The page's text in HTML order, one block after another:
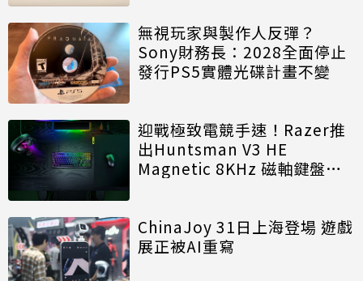
無視玩家與製作人反彈？
Sony財務長：2028全面停止
發行PS5實體光碟計畫不變
迎戰極致電競手速！Razer推
出Huntsman V3 HE
Magnetic 8KHz 磁軸鍵盤效
ChinaJoy 31日上海登場 遊戲
展正被AI重寫